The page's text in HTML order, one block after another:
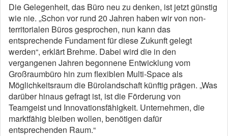
Die Gelegenheit, das Büro neu zu denken, ist jetzt günstig
wie nie. „Schon vor rund 20 Jahren haben wir von non-
territorialen Büros gesprochen, nun kann das
entsprechende Fundament für diese Zukunft gelegt
werden“, erklärt Brehme. Dabei wird die in den
vergangenen Jahren begonnene Entwicklung vom
Großraumbüro hin zum flexiblen Multi-Space als
Möglichkeitsraum die Bürolandschaft künftig prägen. „Was
darüber hinaus gefragt ist, ist die Förderung von
Teamgeist und Innovationsfähigkeit. Unternehmen, die
marktfähig bleiben wollen, benötigen dafür
entsprechenden Raum.“